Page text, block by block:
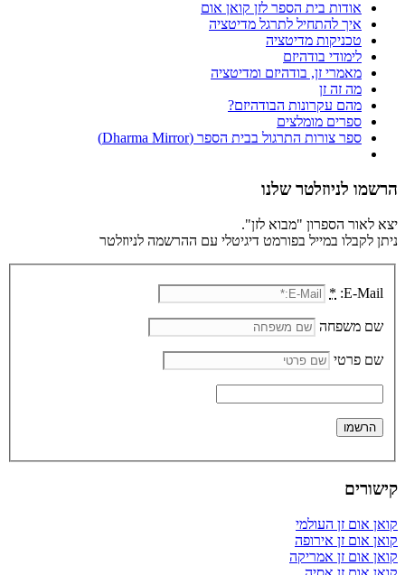
אודות בית הספר לזן קואן אום
איך להתחיל לתרגל מדיטציה
טכניקות מדיטציה
לימודי בודהיזם
מאמרי זן, בודהיזם ומדיטציה
מה זה זן
מהם עקרונות הבודהיזם?
ספרים מומלצים
ספר צורות התרגול בבית הספר (Dharma Mirror)
הרשמו לניוזלטר שלנו
יצא לאור הספרון "מבוא לזן".
ניתן לקבלו במייל בפורמט דיגיטלי עם ההרשמה לניוזלטר
E-Mail:
*
שם משפחה
שם פרטי
קישורים
קואן אום זן העולמי
קואן אום זן אירופה
קואן אום זן אמריקה